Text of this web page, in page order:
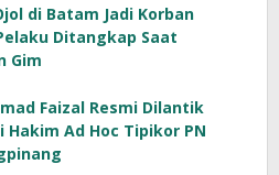
di Batam Jadi Korban
Ditangkap Saat
Gim
Faizal Resmi Dilantik
Hakim Ad Hoc Tipikor PN